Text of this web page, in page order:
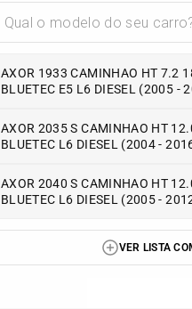
AXOR 1933 CAMINHAO HT 7.2
BLUETEC E5 L6 DIESEL (2005 -
AXOR 2035 S CAMINHAO HT
BLUETEC L6 DIESEL (2004 -
AXOR 2040 S CAMINHAO HT
BLUETEC L6 DIESEL (2005 -
VER LISTA